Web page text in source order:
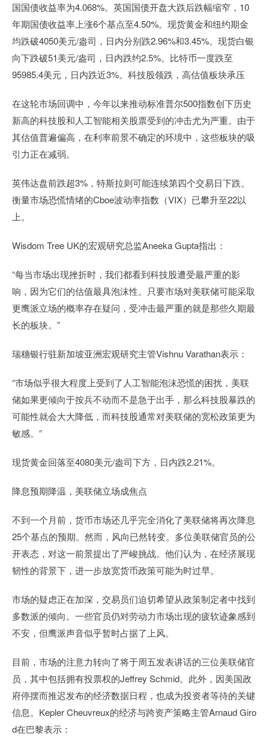
国国债收益率为4.068%。英国国债开盘大跌后跌幅缩窄，10
年期国债收益率上涨6个基点至4.50%。现货黄金和纽约期金
均跌破4050美元/盎司，日内分别跌2.96%和3.45%。现货白银
向下跌破51美元/盎司，日内跌约2.5%。比特币一度跌至
95985.4美元，日内跌近3%。科技股领跌，高估值板块承压
在这轮市场回调中，今年以来推动标准普尔500指数创下历史
新高的科技股和人工智能相关股票受到的冲击尤为严重。由于
其估值普遍偏高，在利率前景不确定的环境中，这些板块的吸
引力正在减弱。
英伟达盘前跌超3%，特斯拉则可能连续第四个交易日下跌。
衡量市场恐慌情绪的Cboe波动率指数（VIX）已攀升至22以
上。
Wisdom Tree UK的宏观研究总监Aneeka Gupta指出：
“每当市场出现挫折时，我们都看到科技股遭受最严重的影
响，因为它们的估值最具泡沫性。只要市场对美联储可能采取
更鹰派立场的概率存在疑问，受冲击最严重的就是那些久期最
长的板块。”
瑞穗银行驻新加坡亚洲宏观研究主管Vishnu Varathan表示：
“市场似乎很大程度上受到了人工智能泡沫恐慌的困扰，美联
储如果更倾向于按兵不动而不是急于出手，那么科技股暴跌的
可能性就会大大降低，而科技股通常对美联储的宽松政策更为
敏感。”
现货黄金回落至4080美元/盎司下方，日内跌2.21%。
降息预期降温，美联储立场成焦点
不到一个月前，货币市场还几乎完全消化了美联储将再次降息
25个基点的预期。然而，风向已然转变。多位美联储官员的公
开表态，对这一前景提出了严峻挑战。他们认为，在经济展现
韧性的背景下，进一步放宽货币政策可能为时过早。
市场的疑虑正在加深，交易员们迫切希望从政策制定者中找到
多数派的倾向。一些官员仍对劳动力市场出现的疲软迹象感到
不安，但鹰派声音似乎暂时占据了上风。
目前，市场的注意力转向了将于周五发表讲话的三位美联储官
员，其中包括拥有投票权的Jeffrey Schmid。此外，因美国政
府停摆而推迟发布的经济数据日程，也成为投资者等待的关键
信息。Kepler Cheuvreux的经济与跨资产策略主管Arnaud Giro
d在巴黎表示：